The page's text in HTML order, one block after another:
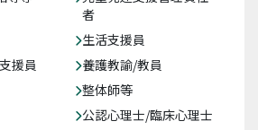
者
生活支援員
援員
養護教諭/教員
整体師等
公認心理士/臨床心理士